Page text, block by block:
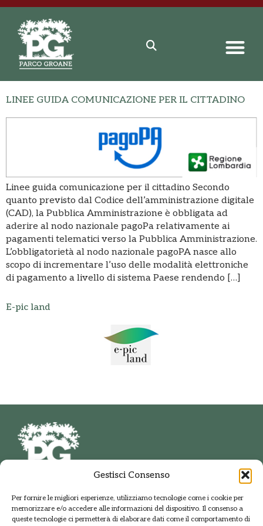
Gestisci Consenso
Per fornire le migliori esperienze, utilizziamo tecnologie come i cookie per
memorizzare e/o accedere alle informazioni del dispositivo. Il consenso a
queste tecnologie ci permetterà di elaborare dati come il comportamento di
LINEE GUIDA COMUNICAZIONE PER IL CITTADINO
Linee guida comunicazione per il cittadino Secondo
quanto previsto dal Codice dell’amministrazione digitale
(CAD), la Pubblica Amministrazione è obbligata ad
aderire al nodo nazionale pagoPa relativamente ai
pagamenti telematici verso la Pubblica Amministrazione.
L’obbligatorietà al nodo nazionale pagoPA nasce allo
scopo di incrementare l’uso delle modalità elettroniche
di pagamento a livello di sistema Paese rendendo […]
E-pic land
PARCO DELLE GROANE
E DELLA BRUGHIERA BRIANTEA
Via della Polveriera, 2